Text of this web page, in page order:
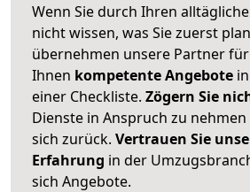
Wenn Sie durch Ihren
nicht wissen, was Sie zuerst
übernehmen unsere Partner
Ihnen kompetente Angebote
einer Checkliste. Zögern Sie
Dienste in Anspruch zu
sich zurück. Vertrauen Sie
Erfahrung in der
sich Angebote.